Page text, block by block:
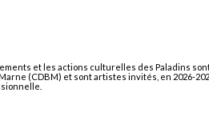
et les actions culturelles des Paladins
(CDBM) et sont artistes invités, en 2026-